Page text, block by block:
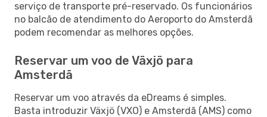
serviço de transporte pré-reservado. Os funcionários
no balcão de atendimento do Aeroporto do Amsterdã
podem recomendar as melhores opções.
Reservar um voo de Växjö para
Amsterdã
Reservar um voo através da eDreams é simples.
Basta introduzir Växjö (VXO) e Amsterdã (AMS) como